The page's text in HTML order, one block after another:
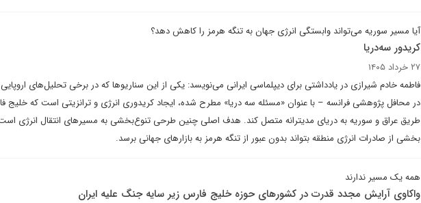
آیا مسیر سوریه می‌تواند وابستگی انرژی جهان به تنگه هرمز را کاهش دهد؟
کریدور سه‌دریا
۲۷ خرداد ۱۴۰۵
فاطمه خادم شیرازی در یادداشتی برای دیپلماسی ایرانی می‌نویسد: یکی از این سناریوها که در برخی تحلیل‌های
در محافل پژوهشی فرانسه – با عنوان «مسئله سه دریا» مطرح شده، ایجاد کریدوری انرژی و ترانزیتی است که خلیج
طریق عراق و سوریه به دریای مدیترانه متصل کند. هدف اصلی چنین طرحی تنوع‌بخشی به مسیرهای انتقال انرژی
بخشی از صادرات انرژی منطقه بتواند بدون عبور از تنگه هرمز به بازارهای جهانی برسد.
همه یک مسیر ندارند
واکاوی آرایش مجدد قدرت در کشورهای حوزه خلیج فارس زیر سایه جنگ علیه ایران